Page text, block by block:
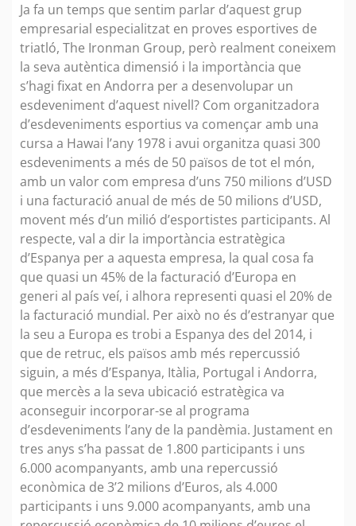
Ja fa un temps que sentim parlar d’aquest grup
empresarial especialitzat en proves esportives de
triatló, The Ironman Group, però realment coneixem
la seva autèntica dimensió i la importància que
s’hagi fixat en Andorra per a desenvolupar un
esdeveniment d’aquest nivell? Com organitzadora
d’esdeveniments esportius va començar amb una
cursa a Hawai l’any 1978 i avui organitza quasi 300
esdeveniments a més de 50 països de tot el món,
amb un valor com empresa d’uns 750 milions d’USD
i una facturació anual de més de 50 milions d’USD,
movent més d’un milió d’esportistes participants. Al
respecte, val a dir la importància estratègica
d’Espanya per a aquesta empresa, la qual cosa fa
que quasi un 45% de la facturació d’Europa en
generi al país veí, i alhora representi quasi el 20% de
la facturació mundial. Per això no és d’estranyar que
la seu a Europa es trobi a Espanya des del 2014, i
que de retruc, els països amb més repercussió
siguin, a més d’Espanya, Itàlia, Portugal i Andorra,
que mercès a la seva ubicació estratègica va
aconseguir incorporar-se al programa
d’esdeveniments l’any de la pandèmia. Justament en
tres anys s’ha passat de 1.800 participants i uns
6.000 acompanyants, amb una repercussió
econòmica de 3’2 milions d’Euros, als 4.000
participants i uns 9.000 acompanyants, amb una